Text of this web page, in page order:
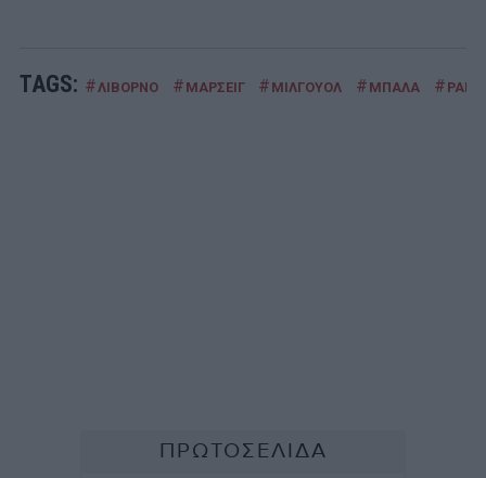
TAGS: # ΛΙΒΟΡΝΟ # ΜΑΡΣΕΙΓ # ΜΙΛΓΟΥΟΛ # ΜΠΑΛΑ #